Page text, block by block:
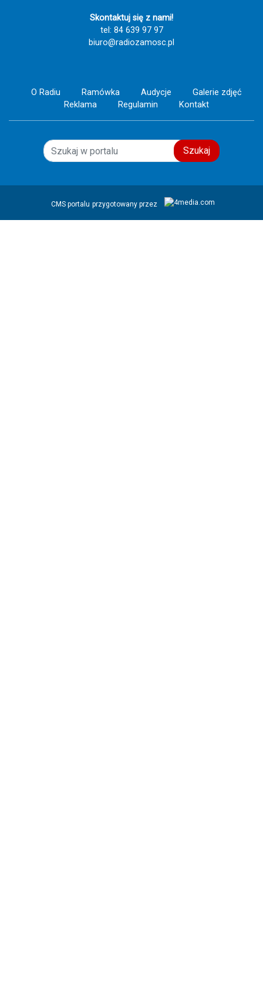
Skontaktuj się z nami!
tel: 84 639 97 97
biuro@radiozamosc.pl
O Radiu Ramówka Audycje
Galerie zdjęć
Reklama
Regulamin Kontakt
Szukaj
CMS portalu przygotowany przez